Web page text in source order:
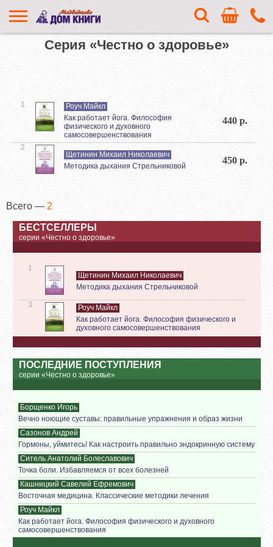
Серия «Честно о здоровье»
1
Роуч Майкл
Как работает йога. Философия
физического и духовного
самосовершенствования
440 р.
2
Щетинин Михаил Николаевич
Методика дыхания Стрельниковой
450 р.
Всего — 2
БЕСТСЕЛЛЕРЫ
серии «Честно о здоровье»
1
Щетинин Михаил Николаевич
Методика дыхания Стрельниковой
3
Роуч Майкл
Как работает йога. Философия физического и
духовного самосовершенствования
ПОСЛЕДНИЕ ПОСТУПЛЕНИЯ
серии «Честно о здоровье»
Борщенко Игорь
Вечно ноющие суставы: правильные упражнения и образ жизни
Сазонов Андрей
Гормоны, уймитесь! Как настроить правильно эндокринную систему
Ситель Анатолий Болеславович
Точка боли. Избавляемся от всех болезней
Кашницкий Савелий Ефремович
Восточная медицина. Классические методики лечения
Роуч Майкл
Как работает йога. Философия физического и духовного
самосовершенствования